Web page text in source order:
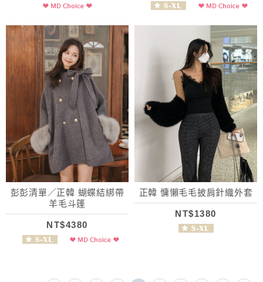
彭彭清單／正韓 蝴蝶結綁帶
羊毛斗篷
NT$4380
正韓 慵懶毛毛披肩針織外套
NT$1380